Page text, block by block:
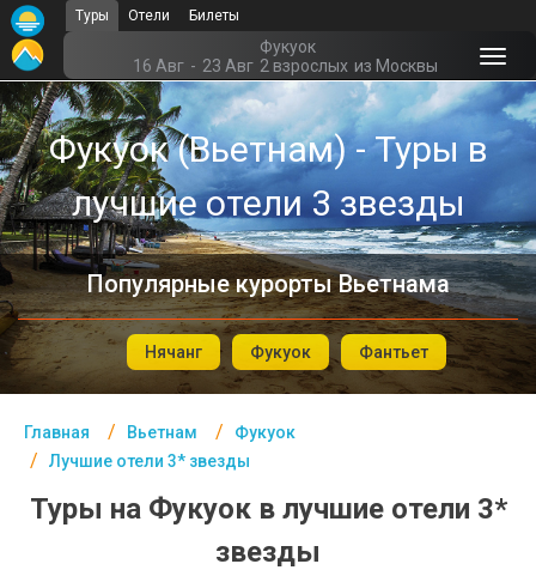
Туры Отели Билеты
Фукуок
16 Авг - 23 Авг 2 взрослых из Москвы
Фукуок (Вьетнам) - Туры в
лучшие отели 3 звезды
Популярные курорты Вьетнама
Нячанг Фукуок Фантьет
Главная Вьетнам
Фукуок
Лучшие отели 3* звезды
Туры на Фукуок в лучшие отели 3*
звезды
Главная
Вьетнам- Курорты
Офис г. Москва
Помощь
Подборки отелей
Турция
Таиланд
Египет